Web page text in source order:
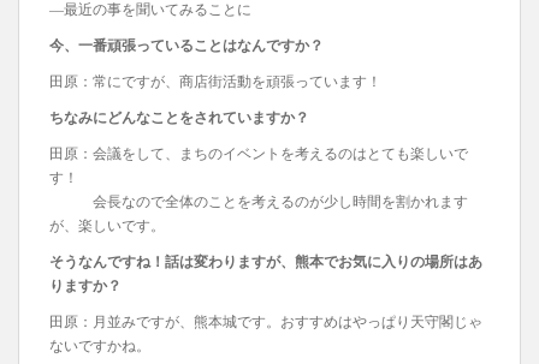
―最近の事を聞いてみることに
今、一番頑張っていることはなんですか？
田原：常にですが、商店街活動を頑張っています！
ちなみにどんなことをされていますか？
田原：会議をして、まちのイベントを考えるのはとても楽しいで
す！
会長なので全体のことを考えるのが少し時間を割かれます
が、楽しいです。
そうなんですね！話は変わりますが、熊本でお気に入りの場所はあ
りますか？
田原：月並みですが、熊本城です。おすすめはやっぱり天守閣じゃ
ないですかね。